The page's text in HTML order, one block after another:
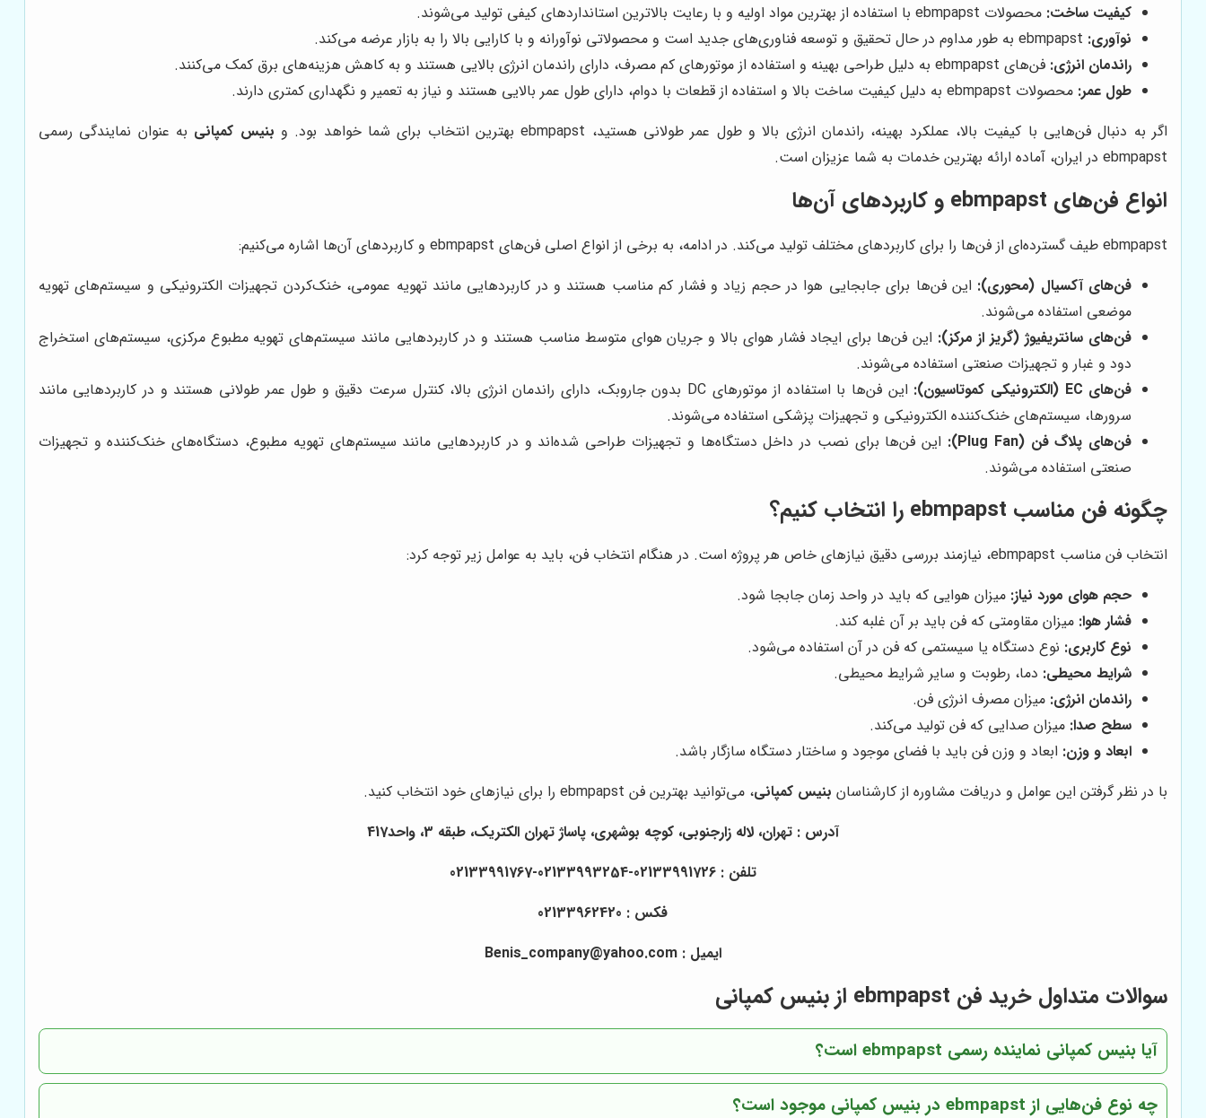
کیفیت ساخت: محصولات ebmpapst با استفاده از بهترین مواد اولیه و با رعایت بالاترین استانداردهای کیفی تولید می‌شوند.
نوآوری:
راندمان انرژی: فن‌های ebmpapst به دلیل طراحی بهینه و استفاده از موتورهای کم مصرف، دارای راندمان انرژی بالایی هستند و به کاهش هزینه‌های برق کمک می‌کنند.
طول عمر: محصولات ebmpapst به دلیل کیفیت ساخت بالا و استفاده از قطعات با دوام، دارای طول عمر بالایی هستند و نیاز به تعمیر و نگهداری کمتری دارند.
اگر به دنبال فن‌هایی با کیفیت بالا، عملکرد بهینه، راندمان انرژی بالا و طول عمر طولانی هستید، ebmpapst بهترین انتخاب برای شما خواهد بود. و
بنیس کمپانی به عنوان نمایندگی رسمی
ebmpapst در ایران، آماده ارائه بهترین خدمات به شما عزیزان است.
انواع فن‌های ebmpapst و کاربردهای آن‌ها
ebmpapst طیف گسترده‌ای از فن‌ها را برای کاربردهای مختلف تولید می‌کند. در ادامه، به برخی از انواع اصلی فن‌های ebmpapst و کاربردهای آن‌ها اشاره می‌کنیم:
فن‌های آکسیال (محوری): این فن‌ها برای جابجایی هوا در حجم زیاد و فشار کم مناسب هستند و در کاربردهایی مانند تهویه عمومی، خنک‌کردن تجهیزات الکترونیکی و سیستم‌های تهویه
موضعی استفاده می‌شوند.
فن‌های سانتریفیوژ (گریز از مرکز): این فن‌ها برای ایجاد فشار هوای بالا و جریان هوای متوسط مناسب هستند و در کاربردهایی مانند سیستم‌های تهویه مطبوع مرکزی، سیستم‌های استخراج
دود و غبار و تجهیزات صنعتی استفاده می‌شوند.
فن‌های EC (الکترونیکی کموتاسیون):
این فن‌ها با استفاده از موتورهای DC بدون جاروبک، دارای راندمان انرژی بالا، کنترل سرعت دقیق و طول عمر طولانی هستند و در کاربردهایی مانند
سرورها، سیستم‌های خنک‌کننده الکترونیکی و تجهیزات پزشکی استفاده می‌شوند.
فن‌های پلاگ فن (Plug Fan):
این فن‌ها برای نصب در داخل دستگاه‌ها و تجهیزات طراحی شده‌اند و در کاربردهایی مانند سیستم‌های تهویه مطبوع، دستگاه‌های خنک‌کننده و تجهیزات
صنعتی استفاده می‌شوند.
چگونه فن مناسب ebmpapst را انتخاب کنیم؟
انتخاب فن مناسب ebmpapst، نیازمند بررسی دقیق نیازهای خاص هر پروژه است. در هنگام انتخاب فن، باید به عوامل زیر توجه کرد:
حجم هوای مورد نیاز: میزان هوایی که باید در واحد زمان جابجا شود.
فشار هوا: میزان مقاومتی که فن باید بر آن غلبه کند.
نوع کاربری: نوع دستگاه یا سیستمی که فن در آن استفاده می‌شود.
شرایط محیطی: دما، رطوبت و سایر شرایط محیطی.
راندمان انرژی: میزان مصرف انرژی فن.
سطح صدا: میزان صدایی که فن تولید می‌کند.
ابعاد و وزن: ابعاد و وزن فن باید با فضای موجود و ساختار دستگاه سازگار باشد.
با در نظر گرفتن این عوامل و دریافت مشاوره از کارشناسان بنیس کمپانی، می‌توانید بهترین فن ebmpapst را برای نیازهای خود انتخاب کنید.
آدرس : تهران، لاله زارجنوبی، کوچه بوشهری، پاساژ تهران الکتریک، طبقه 3، واحد417
تلفن : 02133991726-02133993254-02133991767
فکس : 02133962420
ایمیل : Benis_company@yahoo.com
سوالات متداول خرید فن ebmpapst از بنیس کمپانی
آیا بنیس کمپانی نماینده رسمی ebmpapst است؟
چه نوع فن‌هایی از ebmpapst در بنیس کمپانی موجود است؟